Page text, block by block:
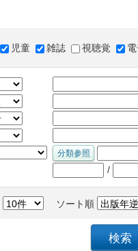
児童 雑誌 視聴覚
/
ソート順